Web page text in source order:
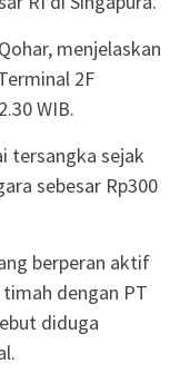
menjelaskan
2F
WIB.
tersangka sejak
sebesar Rp300
berperan aktif
dengan PT
diduga